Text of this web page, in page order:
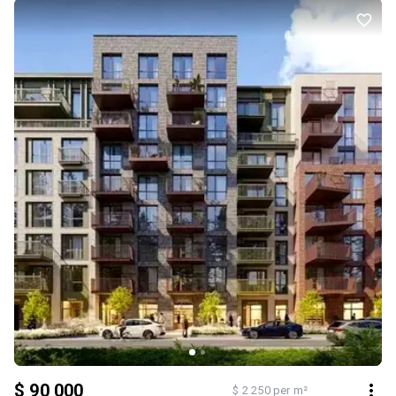
лаунж-зони. Переваги: 1.будинок бізнес-класу 2.сучасна
архітектура комплексу 3.верхній поверх без шуму зверху
4.велика площа для 1-кімнатної квартири 5.можливість
реалізувати індивідуальний дизайн-проєкт 6.Квартира чудово
підійде як для комфортного проживання, так і як інвестиція у
нерухомість. ЦІНА 90 00$ БЕЗ КОМІСІЇ ДЛЯ ПОКУПЦЯ! Працюємо з
держпрограмами: єОселя та єВідновлення, Постанови. Не
відкладайте життя на потім — телефонуйте, приїжджайте на
перегляд і бронюйте своє «місце сили» вже сьогодні!
Додатково: Тип будинку: Житловий фонд від 2021 р.. Санвузол:
Суміжний. Система опалення: Індивідуальне газове. Меблювання:
Ні
$ 90 000 $ 2 250 per m²